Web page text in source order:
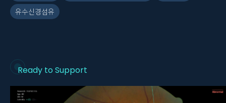
유수신경섬유
Ready to Support